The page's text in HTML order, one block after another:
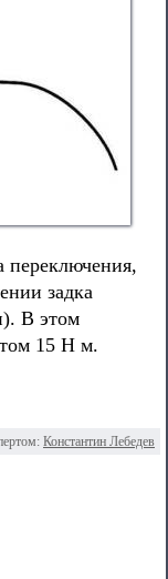
переключения,
задка
В этом
15 Н м.
Константин Лебедев